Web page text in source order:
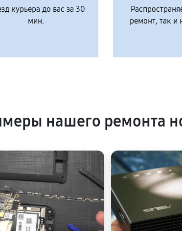
курьера до вас за 30
мин.
ремонт, так и
нашего ремонта